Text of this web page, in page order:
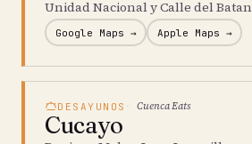
Unidad Nacional y Calle del Batan
Google Maps → Apple Maps →
DESAYUNOS Cuenca Eats
Cucayo